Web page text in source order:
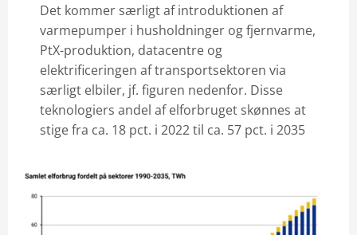
Det kommer særligt af introduktionen af
varmepumper i husholdninger og fjernvarme,
PtX-produktion, datacentre og
elektrificeringen af transportsektoren via
særligt elbiler, jf. figuren nedenfor. Disse
teknologiers andel af elforbruget skønnes at
stige fra ca. 18 pct. i 2022 til ca. 57 pct. i 2035